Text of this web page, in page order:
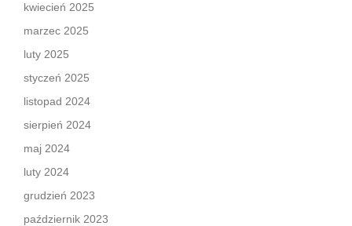
kwiecień 2025
marzec 2025
luty 2025
styczeń 2025
listopad 2024
sierpień 2024
maj 2024
luty 2024
grudzień 2023
październik 2023